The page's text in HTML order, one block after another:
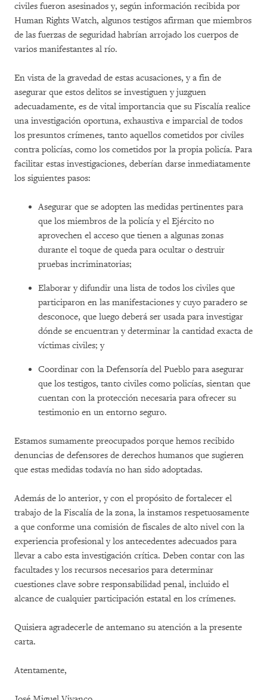
civiles fueron asesinados y, según información recibida por
Human Rights Watch, algunos testigos afirman que miembros
de las fuerzas de seguridad habrían arrojado los cuerpos de
varios manifestantes al río.
En vista de la gravedad de estas acusaciones, y a fin de
asegurar que estos delitos se investiguen y juzguen
adecuadamente, es de vital importancia que su Fiscalía realice
una investigación oportuna, exhaustiva e imparcial de todos
los presuntos crímenes, tanto aquellos cometidos por civiles
contra policías, como los cometidos por la propia policía. Para
facilitar estas investigaciones, deberían darse inmediatamente
los siguientes pasos:
Asegurar que se adopten las medidas pertinentes para
que los miembros de la policía y el Ejército no
aprovechen el acceso que tienen a algunas zonas
durante el toque de queda para ocultar o destruir
pruebas incriminatorias;
Elaborar y difundir una lista de todos los civiles que
participaron en las manifestaciones y cuyo paradero se
desconoce, que luego deberá ser usada para investigar
dónde se encuentran y determinar la cantidad exacta de
víctimas civiles; y
Coordinar con la Defensoría del Pueblo para asegurar
que los testigos, tanto civiles como policías, sientan que
cuentan con la protección necesaria para ofrecer su
testimonio en un entorno seguro.
Estamos sumamente preocupados porque hemos recibido
denuncias de defensores de derechos humanos que sugieren
que estas medidas todavía no han sido adoptadas.
Además de lo anterior, y con el propósito de fortalecer el
trabajo de la Fiscalía de la zona, la instamos respetuosamente
a que conforme una comisión de fiscales de alto nivel con la
experiencia profesional y los antecedentes adecuados para
llevar a cabo esta investigación crítica. Deben contar con las
facultades y los recursos necesarios para determinar
cuestiones clave sobre responsabilidad penal, incluido el
alcance de cualquier participación estatal en los crímenes.
Quisiera agradecerle de antemano su atención a la presente
carta.
Atentamente,